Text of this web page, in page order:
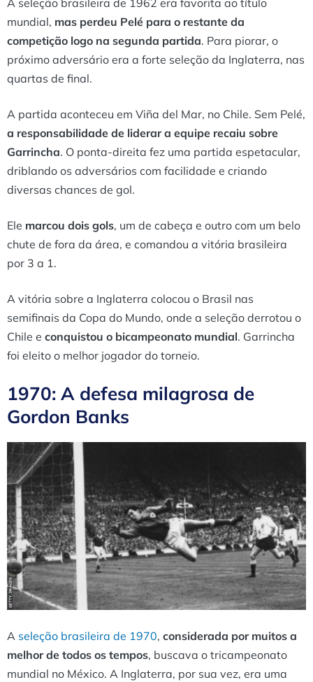
mundial, mas perdeu Pelé para o restante da
competição logo na segunda partida. Para piorar, o
próximo adversário era a forte seleção da Inglaterra, nas
quartas de final.
A partida aconteceu em Viña del Mar, no Chile. Sem Pelé,
a responsabilidade de liderar a equipe recaiu sobre
Garrincha. O ponta-direita fez uma partida espetacular,
driblando os adversários com facilidade e criando
diversas chances de gol.
Ele marcou dois gols, um de cabeça e outro com um belo
chute de fora da área, e comandou a vitória brasileira
por 3 a 1.
A vitória sobre a Inglaterra colocou o Brasil nas
semifinais da Copa do Mundo, onde a seleção derrotou o
Chile e conquistou o bicampeonato mundial. Garrincha
foi eleito o melhor jogador do torneio.
1970: A defesa milagrosa de
Gordon Banks
A seleção brasileira de 1970, considerada por muitos a
melhor de todos os tempos, buscava o tricampeonato
mundial no México. A Inglaterra, por sua vez, era uma